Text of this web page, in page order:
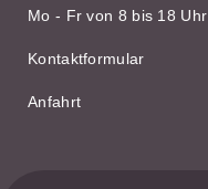
Mo - Fr von 8 bis 18 Uhr
Kontaktformular
Anfahrt